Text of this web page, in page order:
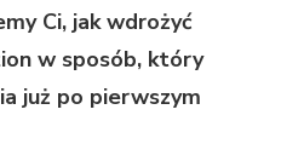
Ci, jak wdrożyć
w sposób, który
już po pierwszym